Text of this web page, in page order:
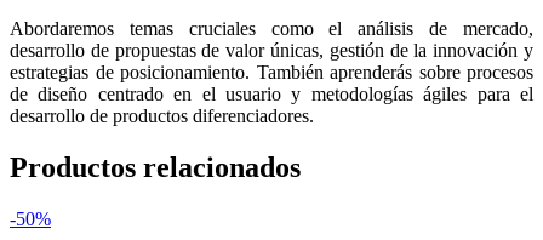
Abordaremos temas cruciales como el análisis de mercado,
desarrollo de propuestas de valor únicas, gestión de la innovación y
estrategias de posicionamiento. También aprenderás sobre procesos
de diseño centrado en el usuario y metodologías ágiles para el
desarrollo de productos diferenciadores.
Productos relacionados
-50%